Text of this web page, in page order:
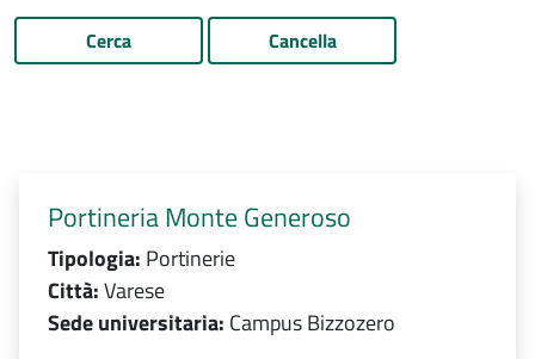
Cerca Cancella
Portineria Monte Generoso
Tipologia: Portinerie
Città:Varese
Sede universitaria: Campus Bizzozero